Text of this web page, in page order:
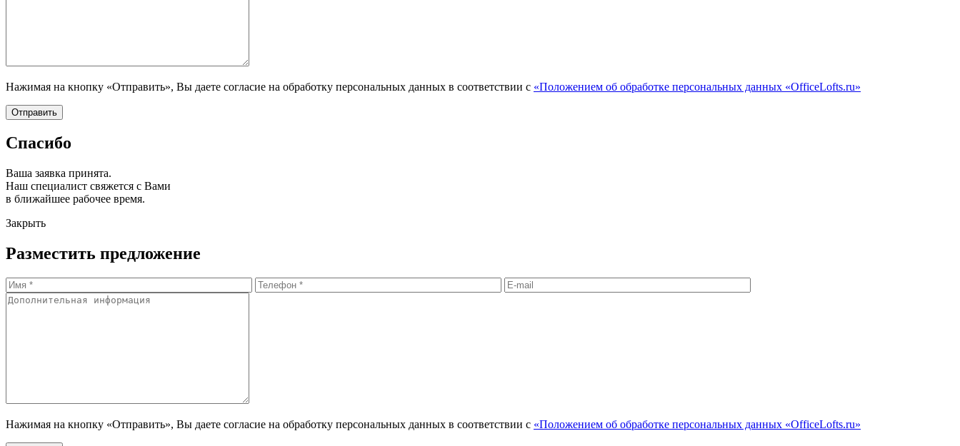
Нажимая на кнопку «Отправить», Вы даете согласие на обработку персональных данных в соответствии с «Положением об обработке персональных данных «OfficeLofts.ru»
Спасибо
Ваша заявка принята.
Наш специалист свяжется с Вами
в ближайшее рабочее время.
Закрыть
Разместить предложение
Нажимая на кнопку «Отправить», Вы даете согласие на обработку персональных данных в соответствии с «Положением об обработке персональных данных «OfficeLofts.ru»